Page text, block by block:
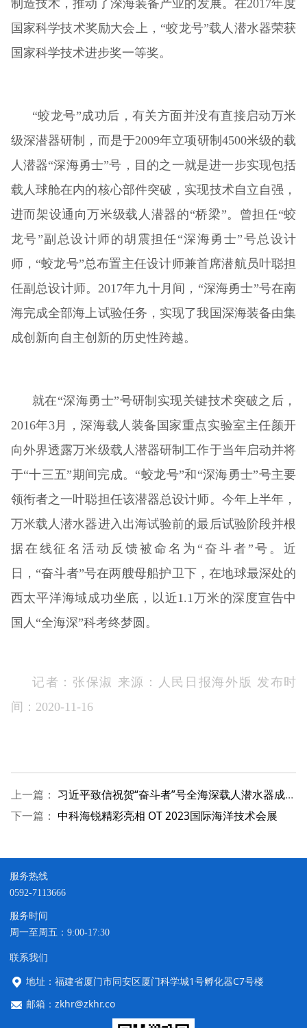
制造技术，推动了深海装备产业的发展。在2017年度
国家科学技术奖励大会上，“蛟龙号”载人潜水器荣获
国家科学技术进步奖一等奖。
“蛟龙号”成功后，有关方面并没有直接启动万米
级深潜器研制，而是于2009年立项研制4500米级的载
人潜器“深海勇士”号，目的之一就是进一步实现包括
载人球舱在内的核心部件突破，实现技术自立自强，
进而架设通向万米级载人潜器的“桥梁”。曾担任“蛟
龙号”副总设计师的胡震担任“深海勇士”号总设计
师，“蛟龙号”总布置主任设计师兼首席潜航员叶聪担
任副总设计师。2017年九十月间，“深海勇士”号在南
海完成全部海上试验任务，实现了我国深海装备由集
成创新向自主创新的历史性跨越。
就在“深海勇士”号研制实现关键技术突破之后，
2016年3月，深海载人装备国家重点实验室主任颜开
向外界透露万米级载人潜器研制工作于当年启动并将
于“十三五”期间完成。“蛟龙号”和“深海勇士”号主要
领衔者之一叶聪担任该潜器总设计师。今年上半年，
万米载人潜水器进入出海试验前的最后试验阶段并根
据在线征名活动反馈被命名为“奋斗者”号。近
日，“奋斗者”号在两艘母船护卫下，在地球最深处的
西太平洋海域成功坐底，以近1.1万米的深度宣告中
国人“全海深”科考终梦圆。
记者：张保淑 来源：人民日报海外版 发布时
间：2020-11-16
上一篇： 习近平致信祝贺“奋斗者”号全海深载人潜水器成功完成万米海试并胜利返航
下一篇： 中科海锐精彩亮相 OT 2023国际海洋技术会展
服务热线
0592-7113666
服务时间
周一至周五：9:00-17:30
联系我们
地址：福建省厦门市同安区厦门科学城1号孵化器C7号楼
邮箱：zkhr@zkhr.co